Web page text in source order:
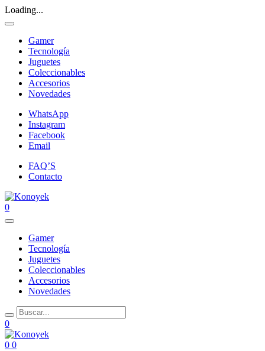
Loading...
Gamer
Tecnología
Juguetes
Coleccionables
Accesorios
Novedades
WhatsApp
Instagram
Facebook
Email
FAQ’S
Contacto
0
Gamer
Tecnología
Juguetes
Coleccionables
Accesorios
Novedades
0
0 0